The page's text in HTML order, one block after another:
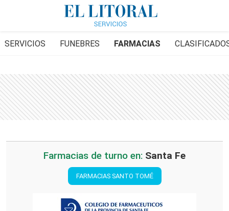
SERVICIOS FUNEBRES FARMACIAS
Farmacias de turno en: Santa Fe
FARMACIAS SANTO TOMÉ